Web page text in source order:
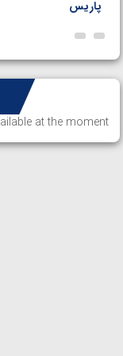
at the moment.